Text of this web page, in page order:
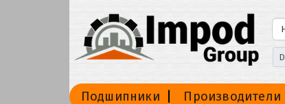
D
Подшипники Производители